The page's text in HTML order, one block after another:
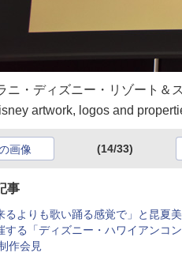
ニ・ディズニー・リゾート
artwork, logos and
画像 (14/33)
事
るよりも歌い踊る感覚で」と昆夏
する「ディズニー・ハワイアンコ
作会見